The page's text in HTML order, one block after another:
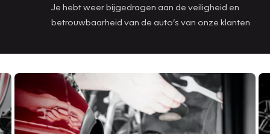
Je hebt weer bijgedragen aan de veiligheid en
betrouwbaarheid van de auto’s van onze klanten.